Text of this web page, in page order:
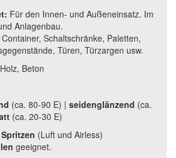
Für den Innen- und Außeneinsatz. Im
Anlagenbau.
Schaltschränke, Paletten,
Türen, Türzargen usw.
Beton
(ca. 80-90 E) | seidenglänzend (ca.
(ca. 20-30 E)
Spritzen (Luft und Airless)
geeignet.